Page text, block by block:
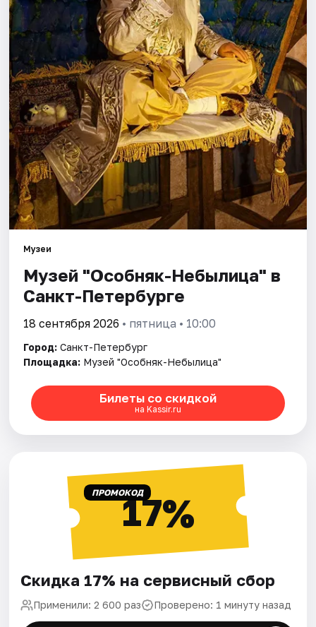
Города
Площадки
Артисты
Рейтинги
Музеи
Музей "Особняк-Небылица" в
Санкт-Петербурге
18 сентября 2026 • пятница • 10:00
Город: Санкт-Петербург
Площадка: Музей "Особняк-Небылица"
Билеты со скидкой
на Kassir.ru
ПРОМОКОД17%
Скидка 17% на сервисный сбор
Применили: 2 600 раз Проверено: 1 минуту назад